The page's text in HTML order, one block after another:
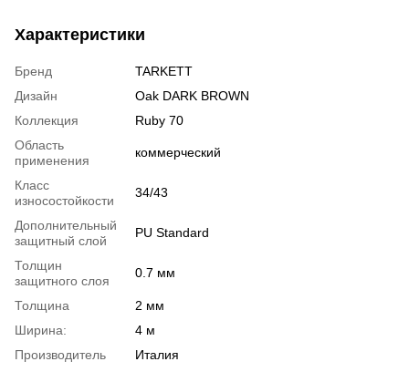
Характеристики
Бренд
TARKETT
Дизайн
Oak DARK BROWN
Коллекция
Ruby 70
Область
применения
коммерческий
Класс
износостойкости
34/43
Дополнительный
защитный слой
PU Standard
Толщин
защитного слоя
0.7 мм
Толщина
2 мм
Ширина:
4 м
Производитель
Италия